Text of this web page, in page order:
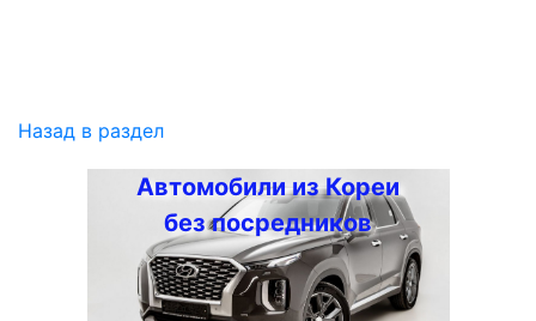
Назад в раздел
Автомобили из Кореи
без посредников